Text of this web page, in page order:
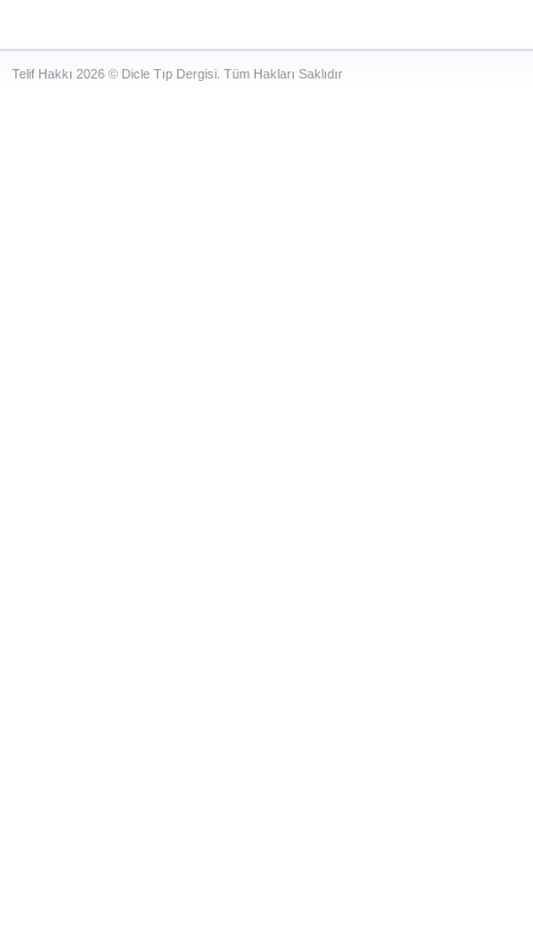
Telif Hakkı 2026 © Dicle Tıp Dergisi. Tüm Hakları Saklıdır